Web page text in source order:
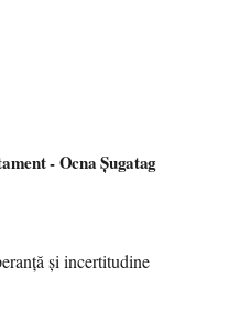
- Ocna Șugatag